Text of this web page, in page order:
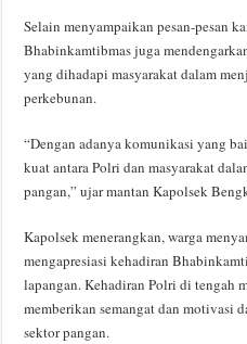
Selain menyampaikan pesan-pesan
Bhabinkamtibmas juga
yang dihadapi masyarakat dalam
perkebunan.
“Dengan adanya komunikasi yang
kuat antara Polri dan masyarakat
pangan,” ujar mantan Kapolsek
Kapolsek menerangkan, warga
mengapresiasi kehadiran
lapangan. Kehadiran Polri di tengah
memberikan semangat dan motivasi
sektor pangan.